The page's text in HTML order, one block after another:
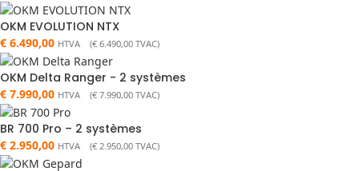
OKM EVOLUTION NTX
€ 6.490,00 HTVA (€ 6.490,00 TVAC)
OKM Delta Ranger - 2 systèmes
€ 7.990,00 HTVA (€ 7.990,00 TVAC)
BR 700 Pro – 2 systèmes
€ 2.950,00 HTVA (€ 2.950,00 TVAC)